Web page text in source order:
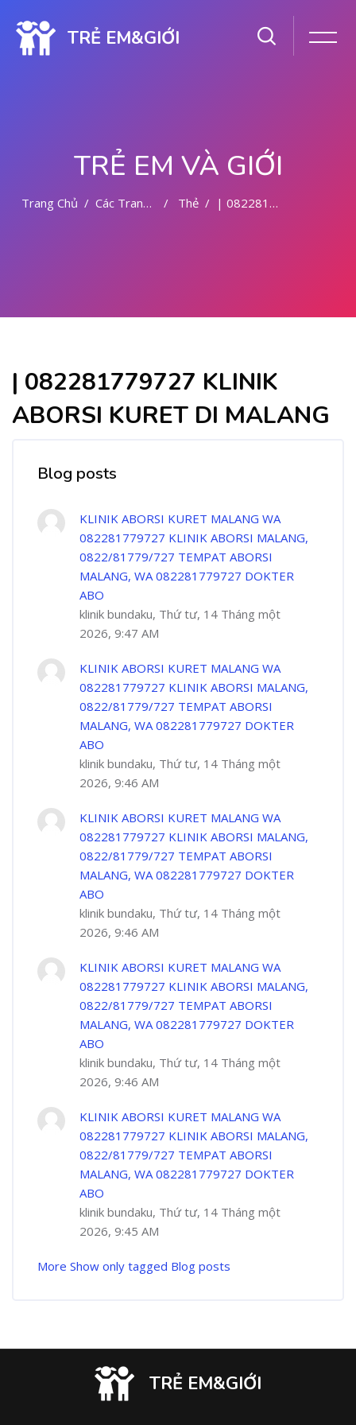
TRẺ EM&GIỚI
TRẺ EM VÀ GIỚI
Trang Chủ Các Trang Của Hệ Thống Thẻ | 082281779727 KLINIK ABORSI KURET DI MALANG
| 082281779727 KLINIK
ABORSI KURET DI MALANG
Blog posts
KLINIK ABORSI KURET MALANG WA
082281779727 KLINIK ABORSI MALANG,
0822/81779/727 TEMPAT ABORSI
MALANG, WA 082281779727 DOKTER
ABO
klinik bundaku, Thứ tư, 14 Tháng một
2026, 9:47 AM
KLINIK ABORSI KURET MALANG WA
082281779727 KLINIK ABORSI MALANG,
0822/81779/727 TEMPAT ABORSI
MALANG, WA 082281779727 DOKTER
ABO
klinik bundaku, Thứ tư, 14 Tháng một
2026, 9:46 AM
KLINIK ABORSI KURET MALANG WA
082281779727 KLINIK ABORSI MALANG,
0822/81779/727 TEMPAT ABORSI
MALANG, WA 082281779727 DOKTER
ABO
klinik bundaku, Thứ tư, 14 Tháng một
2026, 9:46 AM
KLINIK ABORSI KURET MALANG WA
082281779727 KLINIK ABORSI MALANG,
0822/81779/727 TEMPAT ABORSI
MALANG, WA 082281779727 DOKTER
ABO
klinik bundaku, Thứ tư, 14 Tháng một
2026, 9:46 AM
KLINIK ABORSI KURET MALANG WA
082281779727 KLINIK ABORSI MALANG,
0822/81779/727 TEMPAT ABORSI
MALANG, WA 082281779727 DOKTER
ABO
klinik bundaku, Thứ tư, 14 Tháng một
2026, 9:45 AM
More Show only tagged Blog posts
TRẺ EM&GIỚI